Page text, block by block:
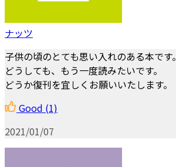
ナッツ
子供の頃のとても思い入れのある本です。
どうしても、もう一度読みたいです。
どうか復刊を宜しくお願いいたします。
Good (1)
2021/01/07